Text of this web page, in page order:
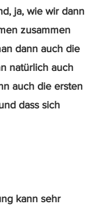
ja, wie wir dann
zusammen
dann auch die
natürlich auch
auch die ersten
dass sich
kann sehr